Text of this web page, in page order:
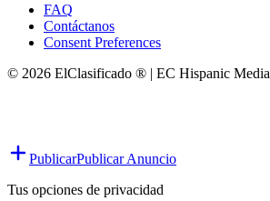
FAQ
Contáctanos
Consent Preferences
© 2026 ElClasificado ® | EC Hispanic Media
PublicarPublicar Anuncio
Tus opciones de privacidad